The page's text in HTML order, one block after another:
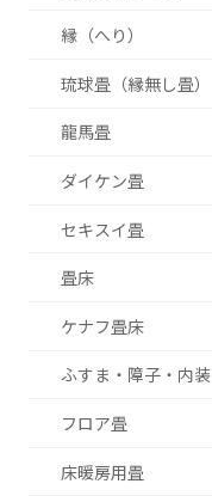
縁（へり）
琉球畳（縁無し畳）
龍馬畳
ダイケン畳
セキスイ畳
畳床
ケナフ畳床
ふすま・障子・内装
フロア畳
床暖房用畳